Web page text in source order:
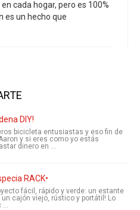
cada hogar, pero es 100%
es un hecho que
DIY!
bicicleta entusiastas y eso fin de
y si eres como yo estás
dinero en ...
RACK•
fácil, rápido y verde: un estante
cajón viejo, rústico y portátil! Lo
...